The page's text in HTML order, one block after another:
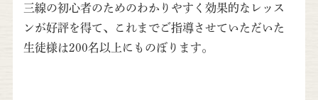
三線の初心者のためのわかりやすく効果的なレッス
ンが好評を得て、これまでご指導させていただいた
生徒様は200名以上にものぼります。